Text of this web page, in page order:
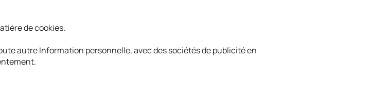
de cookies.
autre Information personnelle, avec des sociétés de publicité en